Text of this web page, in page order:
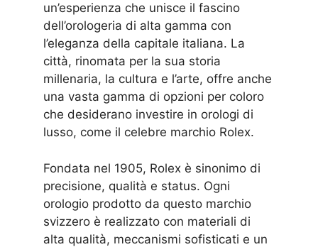
un’esperienza che unisce il fascino
dell’orologeria di alta gamma con
l’eleganza della capitale italiana. La
città, rinomata per la sua storia
millenaria, la cultura e l’arte, offre anche
una vasta gamma di opzioni per coloro
che desiderano investire in orologi di
lusso, come il celebre marchio Rolex.
Fondata nel 1905, Rolex è sinonimo di
precisione, qualità e status. Ogni
orologio prodotto da questo marchio
svizzero è realizzato con materiali di
alta qualità, meccanismi sofisticati e un